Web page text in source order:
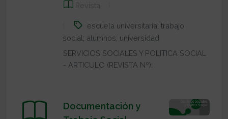
Revista
escuela universitaria; trabajo
social; alumnos; universidad
SERVICIOS SOCIALES Y POLITICA SOCIAL
- ARTICULO (REVISTA Nº):
Documentación y